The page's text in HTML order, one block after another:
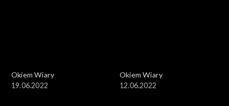
Okiem Wiary
19.06.2022
Okiem Wiary
12.06.2022